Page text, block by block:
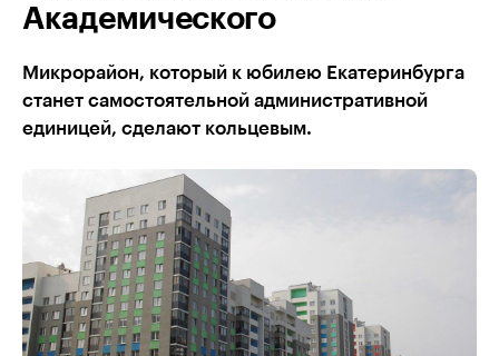
Академического
Микрорайон, который к юбилею Екатеринбурга
станет самостоятельной административной
единицей, сделают кольцевым.